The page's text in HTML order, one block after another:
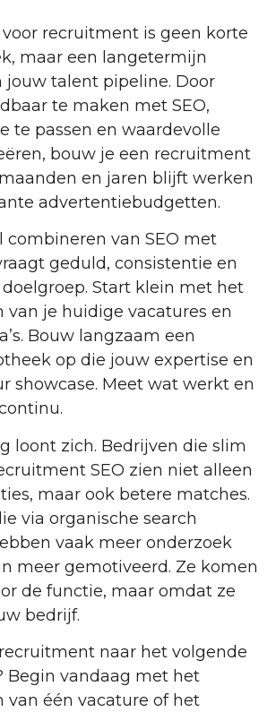
recruitment is geen korte
maar een langetermijn
jouw talent pipeline. Door
te maken met SEO,
te passen en waardevolle
bouw je een recruitment
en jaren blijft werken
advertentiebudgetten.
combineren van SEO met
geduld, consistentie en
Start klein met het
van je huidige vacatures en
Bouw langzaam een
op die jouw expertise en
showcase. Meet wat werkt en
loont zich. Bedrijven die slim
SEO zien niet alleen
maar ook betere matches.
via organische search
vaak meer onderzoek
meer gemotiveerd. Ze komen
de functie, maar omdat ze
bedrijf.
naar het volgende
Begin vandaag met het
van één vacature of het